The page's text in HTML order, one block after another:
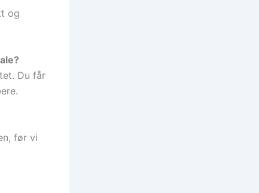
og
Du får
før vi